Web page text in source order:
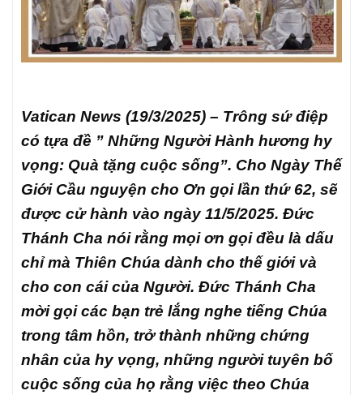
Vatican News (19/3/2025) – Trông sứ điệp
có tựa đề ” Những Người Hành hương hy
vọng: Quà tặng cuộc sống”. Cho Ngày Thế
Giới Cầu nguyện cho Ơn gọi lần thứ 62, sẽ
được cử hành vào ngày 11/5/2025. Đức
Thánh Cha nói rằng mọi ơn gọi đều là dấu
chỉ mà Thiên Chúa dành cho thế giới và
cho con cái của Người. Đức Thánh Cha
mời gọi các bạn trẻ lắng nghe tiếng Chúa
trong tâm hồn, trở thành những chứng
nhân của hy vọng, những người tuyên bố
cuộc sống của họ rằng việc theo Chúa